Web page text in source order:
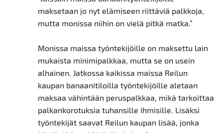
maksetaan jo nyt elämiseen riittäviä palkkoja,
mutta monissa niihin on vielä pitkä matka.”
Monissa maissa työntekijöille on maksettu lain
mukaista minimipalkkaa, mutta se on usein
alhainen. Jatkossa kaikissa maissa Reilun
kaupan banaanitiloilla työntekijöille aletaan
maksaa vähintään peruspalkkaa, mikä tarkoittaa
palkankorotuksia tuhansille ihmisille. Lisäksi
työntekijät saavat Reilun kaupan lisää, jonka